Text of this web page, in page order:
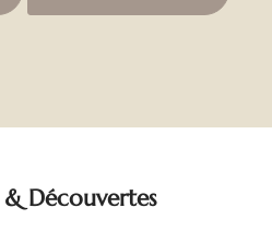
& Découvertes